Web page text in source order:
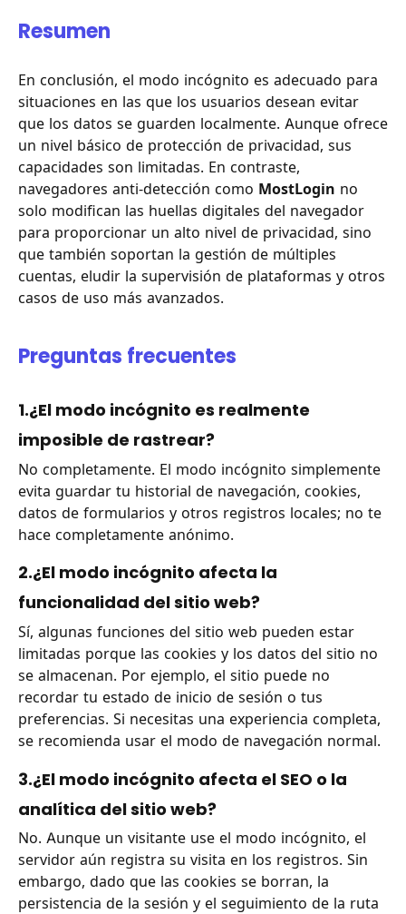
Resumen
En conclusión, el modo incógnito es adecuado para
situaciones en las que los usuarios desean evitar
que los datos se guarden localmente. Aunque ofrece
un nivel básico de protección de privacidad, sus
capacidades son limitadas. En contraste,
navegadores anti-detección como MostLogin no
solo modifican las huellas digitales del navegador
para proporcionar un alto nivel de privacidad, sino
que también soportan la gestión de múltiples
cuentas, eludir la supervisión de plataformas y otros
casos de uso más avanzados.
Preguntas frecuentes
1.¿El modo incógnito es realmente
imposible de rastrear?
No completamente. El modo incógnito simplemente
evita guardar tu historial de navegación, cookies,
datos de formularios y otros registros locales; no te
hace completamente anónimo.
2.¿El modo incógnito afecta la
funcionalidad del sitio web?
Sí, algunas funciones del sitio web pueden estar
limitadas porque las cookies y los datos del sitio no
se almacenan. Por ejemplo, el sitio puede no
recordar tu estado de inicio de sesión o tus
preferencias. Si necesitas una experiencia completa,
se recomienda usar el modo de navegación normal.
3.¿El modo incógnito afecta el SEO o la
analítica del sitio web?
No. Aunque un visitante use el modo incógnito, el
servidor aún registra su visita en los registros. Sin
embargo, dado que las cookies se borran, la
persistencia de la sesión y el seguimiento de la ruta